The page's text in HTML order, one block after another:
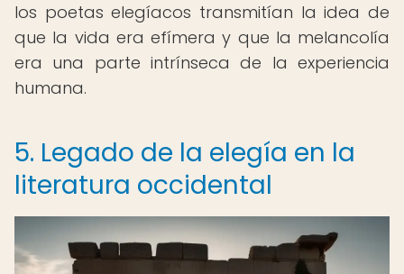
los poetas elegíacos transmitían la idea de
que la vida era efímera y que la melancolía
era una parte intrínseca de la experiencia
humana.
5. Legado de la elegía en la
literatura occidental